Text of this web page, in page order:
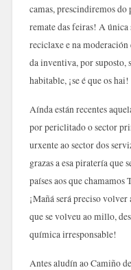
camas, prescindiremos do
remate das feiras! A única
reciclaxe e na
da inventiva, por suposto,
habitable, ¡se é que os hai!
Aínda están recentes
por periclitado o sector
urxente ao sector dos
grazas a esa piratería que
países aos que
¡Mañá será preciso
que se volveu ao millo,
química irresponsable!
Antes aludín ao Camiño